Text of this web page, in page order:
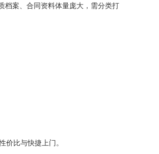
档案、合同资料体量庞大，需分类打
比与快捷上门。